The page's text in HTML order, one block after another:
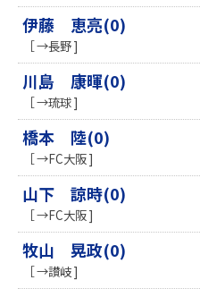
伊藤 恵亮(0)
［ →長野 ]
川島 康暉(0)
［ →琉球 ]
橋本 陸(0)
［ →FC大阪 ]
山下 諒時(0)
［ →FC大阪 ]
牧山 晃政(0)
［ →讃岐 ]